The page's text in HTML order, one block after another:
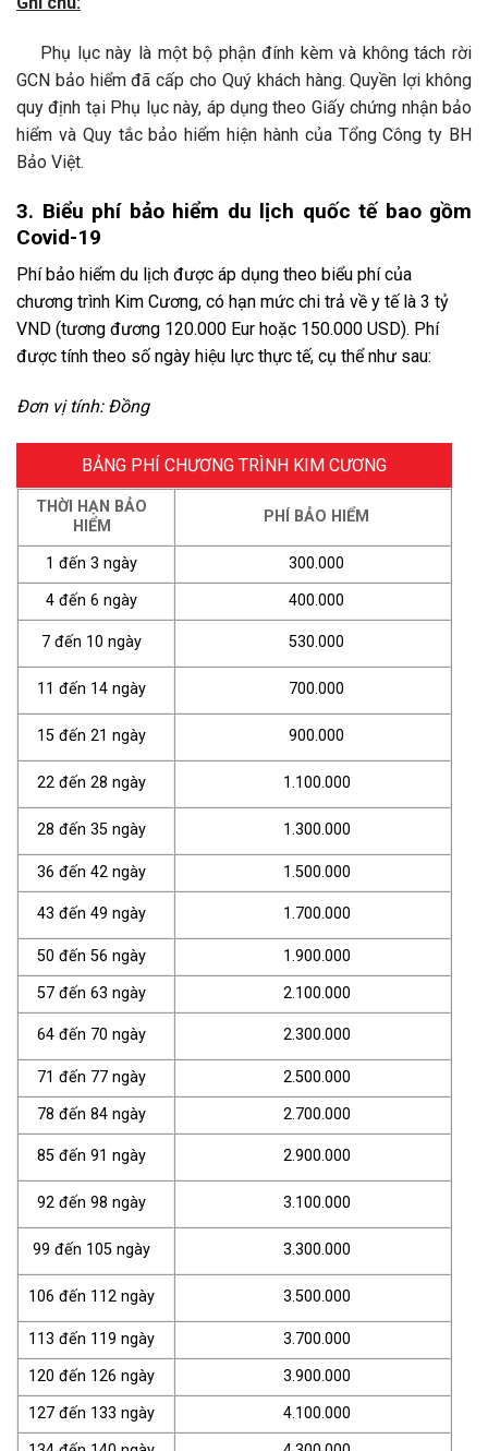
Phụ lục này là một bộ phận đính kèm và không tách rời
GCN bảo hiểm đã cấp cho Quý khách hàng. Quyền lợi không
quy định tại Phụ lục này, áp dụng theo Giấy chứng nhận bảo
hiểm và Quy tắc bảo hiểm hiện hành của Tổng Công ty BH
Bảo Việt.
3. Biểu phí bảo hiểm du lịch quốc tế bao gồm
Covid-19
Phí bảo hiểm du lịch được áp dụng theo biểu phí của
chương trình Kim Cương, có hạn mức chi trả về y tế là 3 tỷ
VND (tương đương 120.000 Eur hoặc 150.000 USD). Phí
được tính theo số ngày hiệu lực thực tế, cụ thể như sau:
Đơn vị tính: Đồng
BẢNG PHÍ CHƯƠNG TRÌNH KIM CƯƠNG
THỜI HẠN BẢO
HIỂM
PHÍ BẢO HIỂM
1 đến 3 ngày
300.000
4 đến 6 ngày
400.000
7 đến 10 ngày 530.000
11 đến 14 ngày 700.000
15 đến 21 ngày 900.000
22 đến 28 ngày 1.100.000
28 đến 35 ngày 1.300.000
36 đến 42 ngày 1.500.000
43 đến 49 ngày 1.700.000
50 đến 56 ngày
1.900.000
57 đến 63 ngày
2.100.000
64 đến 70 ngày 2.300.000
71 đến 77 ngày
2.500.000
78 đến 84 ngày
2.700.000
85 đến 91 ngày 2.900.000
92 đến 98 ngày 3.100.000
99 đến 105 ngày 3.300.000
106 đến 112 ngày 3.500.000
113 đến 119 ngày
3.700.000
120 đến 126 ngày
3.900.000
127 đến 133 ngày
4.100.000